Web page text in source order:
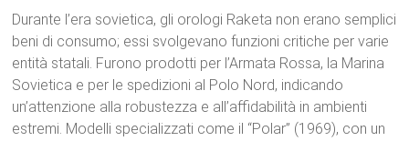
Durante l’era sovietica, gli orologi Raketa non erano semplici
beni di consumo; essi svolgevano funzioni critiche per varie
entità statali. Furono prodotti per l’Armata Rossa, la Marina
Sovietica e per le spedizioni al Polo Nord, indicando
un’attenzione alla robustezza e all’affidabilità in ambienti
estremi. Modelli specializzati come il “Polar” (1969), con un